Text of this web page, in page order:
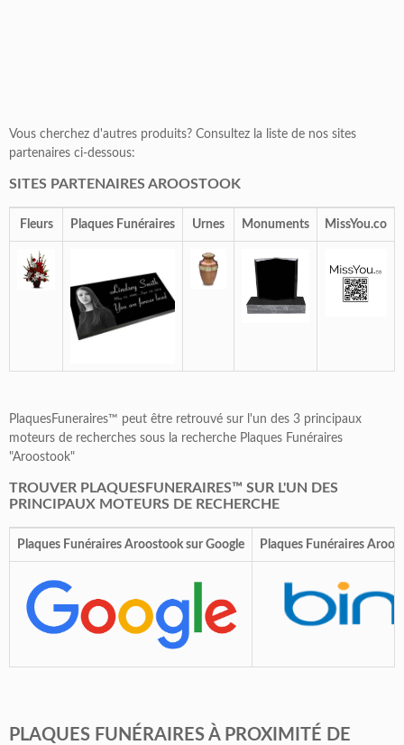
Vous cherchez d'autres produits? Consultez la liste de nos sites
partenaires ci-dessous:
SITES PARTENAIRES AROOSTOOK
Fleurs Plaques Funéraires Urnes Monuments MissYou.co
PlaquesFuneraires™ peut être retrouvé sur l'un des 3 principaux
moteurs de recherches sous la recherche Plaques Funéraires
"Aroostook"
TROUVER PLAQUESFUNERAIRES™ SUR L'UN DES
PRINCIPAUX MOTEURS DE RECHERCHE
Plaques Funéraires Aroostook sur Google Plaques Funéraires
PLAQUES FUNÉRAIRES À PROXIMITÉ DE